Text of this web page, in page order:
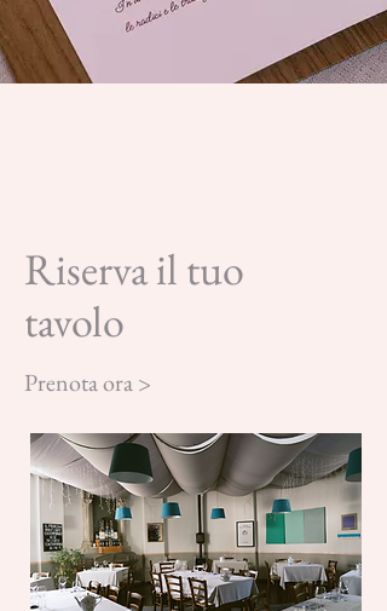
Riserva il tuo
tavolo
Prenota ora >